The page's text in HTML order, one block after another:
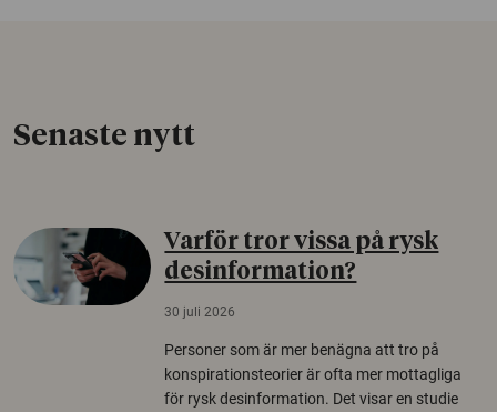
Senaste nytt
Varför tror vissa på rysk
desinformation?
30 juli 2026
Personer som är mer benägna att tro på
konspirationsteorier är ofta mer mottagliga
för rysk desinformation. Det visar en studie